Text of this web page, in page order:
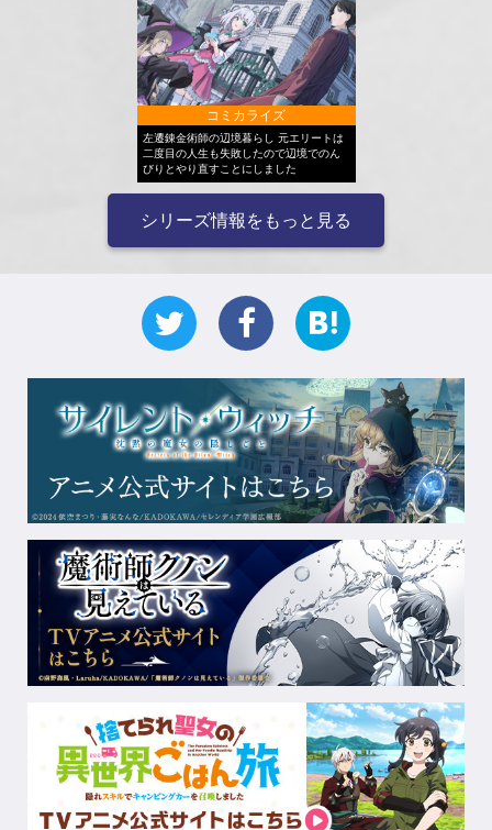
コミカライズ
左遷錬金術師の辺境暮らし 元エリートは
二度目の人生も失敗したので辺境でのん
びりとやり直すことにしました
シリーズ情報をもっと見る